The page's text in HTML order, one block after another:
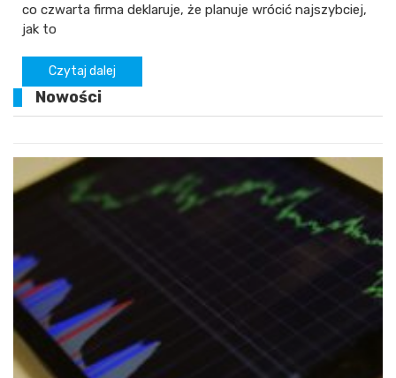
co czwarta firma deklaruje, że planuje wrócić najszybciej,
jak to
Czytaj dalej
Nowości